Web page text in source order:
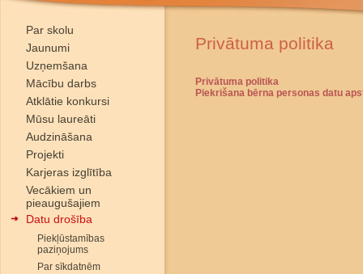
Par skolu
Jaunumi
Uzņemšana
Mācību darbs
Atklātie konkursi
Mūsu laureāti
Audzināšana
Projekti
Karjeras izglītība
Vecākiem un
pieaugušajiem
Datu drošība
Piekļūstamības
paziņojums
Par sīkdatnēm
Privātuma politika
Privātuma politika
Piekrišana bērna personas datu